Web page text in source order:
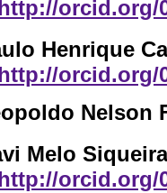
orcid.org/
Henrique
orcid.org/
Nelson
Melo Siqueira
orcid.org/